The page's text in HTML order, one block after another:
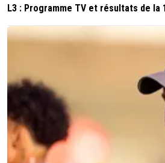
L3 : Programme TV et résultats de la